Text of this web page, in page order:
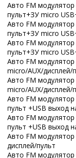
Авто FM модулятор
пульт+ЗУ micro
Авто FM модулятор
пульт+ЗУ micro
Авто FM модулятор
пульт+ЗУ micro
Авто FM
micro/AUX/
Авто FM
micro/AUX/
Авто FM модулятор
пульт +USB выход
Авто FM модулятор
пульт +USB выход
Авто FM
дисплей/пульт
Авто FM